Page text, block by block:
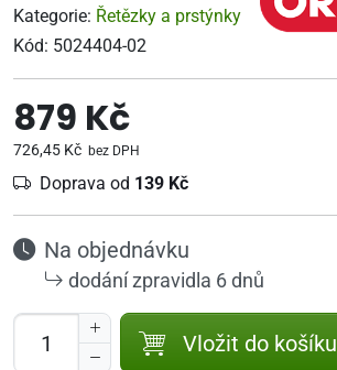
Kategorie: Řetězky a prstýnky
Kód: 5024404-02
879 Kč
726,45 Kč bez DPH
Doprava od 139 Kč
Na objednávku
dodání zpravidla 6 dnů
Vložit do košíku